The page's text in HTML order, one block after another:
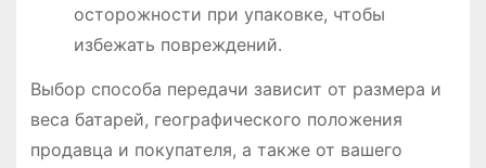
осторожности при упаковке, чтобы
избежать повреждений․
Выбор способа передачи зависит от размера и
веса батарей, географического положения
продавца и покупателя, а также от вашего